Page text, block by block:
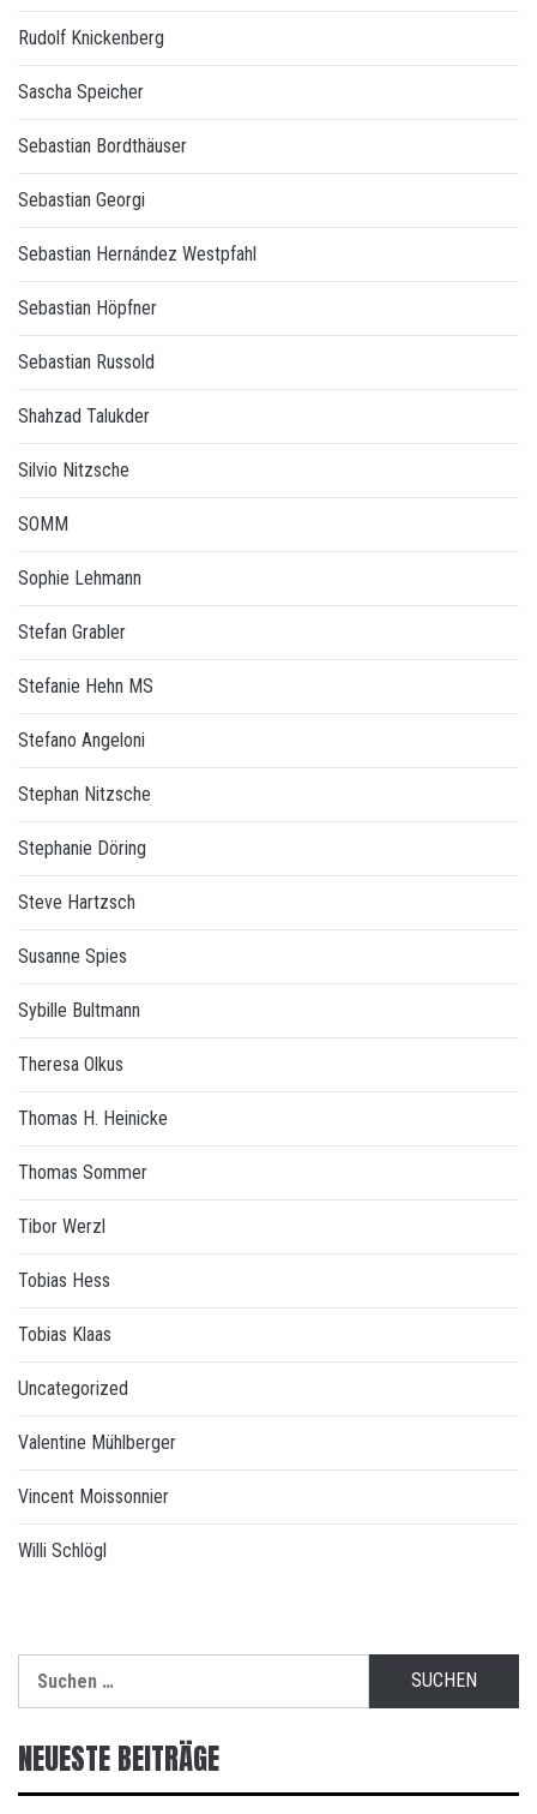
Rudolf Knickenberg
Sascha Speicher
Sebastian Bordthäuser
Sebastian Georgi
Sebastian Hernández Westpfahl
Sebastian Höpfner
Sebastian Russold
Shahzad Talukder
Silvio Nitzsche
SOMM
Sophie Lehmann
Stefan Grabler
Stefanie Hehn MS
Stefano Angeloni
Stephan Nitzsche
Stephanie Döring
Steve Hartzsch
Susanne Spies
Sybille Bultmann
Theresa Olkus
Thomas H. Heinicke
Thomas Sommer
Tibor Werzl
Tobias Hess
Tobias Klaas
Uncategorized
Valentine Mühlberger
Vincent Moissonnier
Willi Schlögl
nach:
NEUESTE BEITRÄGE